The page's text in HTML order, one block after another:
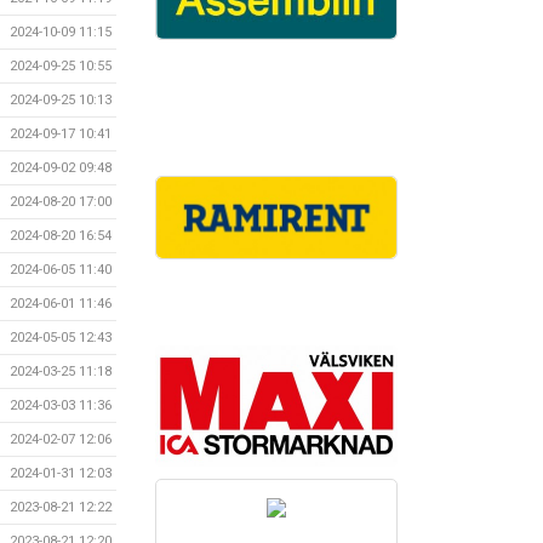
2024-10-09 11:15
2024-09-25 10:55
2024-09-25 10:13
2024-09-17 10:41
2024-09-02 09:48
2024-08-20 17:00
2024-08-20 16:54
2024-06-05 11:40
2024-06-01 11:46
2024-05-05 12:43
2024-03-25 11:18
2024-03-03 11:36
2024-02-07 12:06
2024-01-31 12:03
2023-08-21 12:22